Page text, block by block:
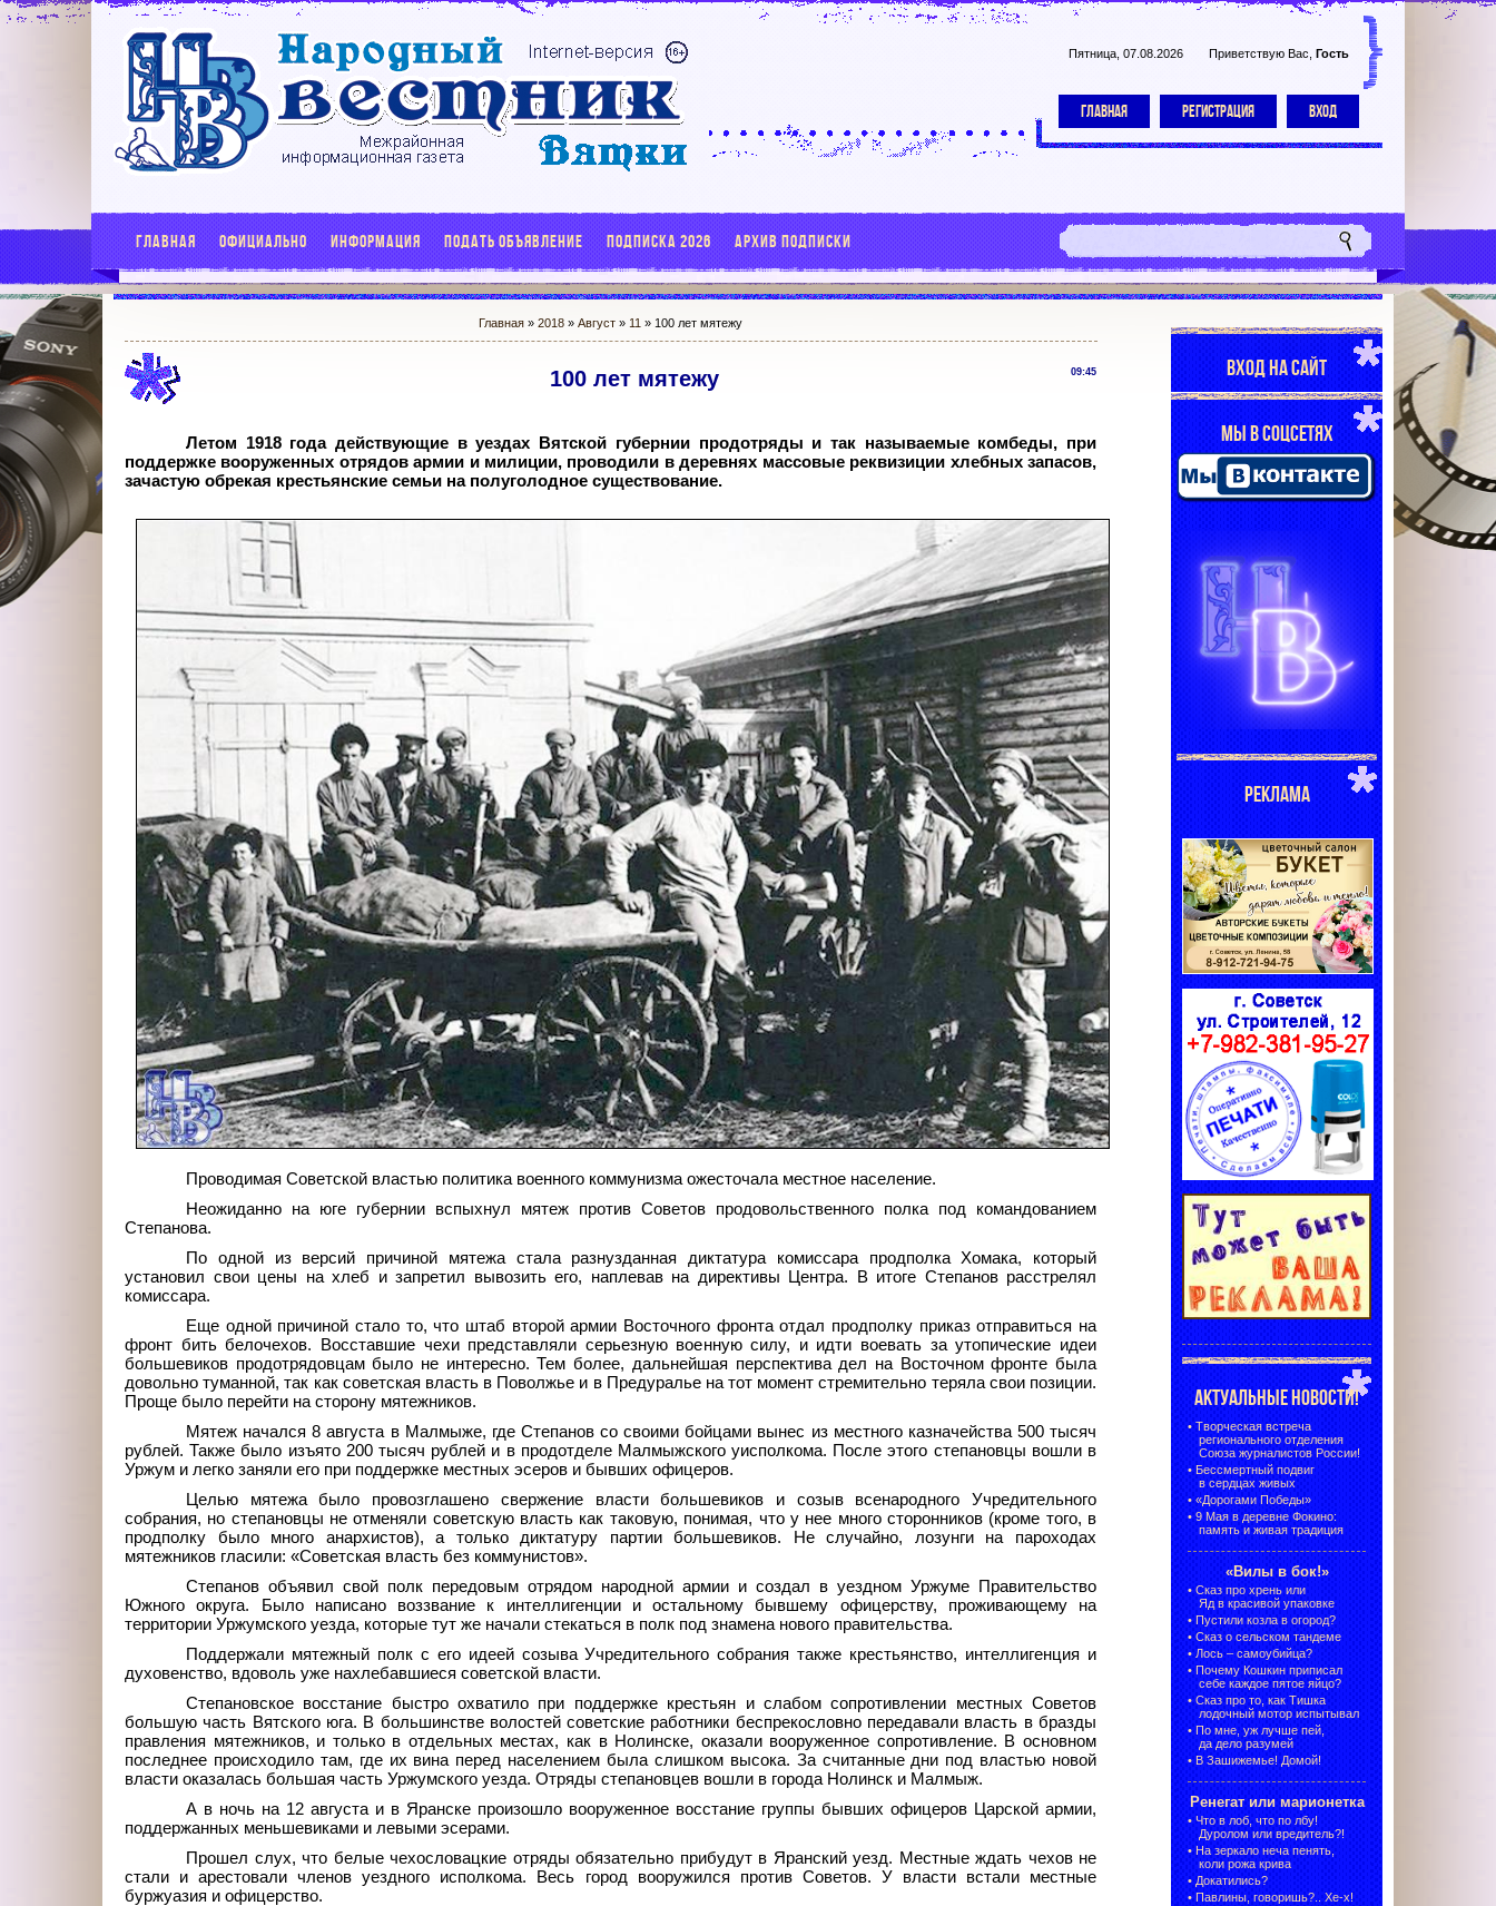
Пятница, 07.08.2026 Приветствую Вас Гость
ГЛАВНАЯ РЕГИСТРАЦИЯ ВХОД
ГЛАВНАЯ ОФИЦИАЛЬНО ИНФОРМАЦИЯ ПОДАТЬ ОБЪЯВЛЕНИЕ ПОДПИСКА 2026 АРХИВ ПОДПИСКИ
Главная »2018 » Август » 11 » 100 лет мятежу
09:45
100 лет мятежу
Летом 1918 года действующие в уездах Вятской губернии продотряды и так называемые комбеды, при
поддержке вооруженных отрядов армии и милиции, проводили в деревнях массовые реквизиции хлебных запасов,
зачастую обрекая крестьянские семьи на полуголодное существование.
Проводимая Советской властью политика военного коммунизма ожесточала местное население.
Неожиданно на юге губернии вспыхнул мятеж против Советов продовольственного полка под командованием
Степанова.
По одной из версий причиной мятежа стала разнузданная диктатура комиссара продполка Хомака, который
установил свои цены на хлеб и запретил вывозить его, наплевав на директивы Центра. В итоге Степанов расстрелял
комиссара.
Еще одной причиной стало то, что штаб второй армии Восточного фронта отдал продполку приказ отправиться на
фронт бить белочехов. Восставшие чехи представляли серьезную военную силу, и идти воевать за утопические идеи
большевиков продотрядовцам было не интересно. Тем более, дальнейшая перспектива дел на Восточном фронте была
довольно туманной, так как советская власть в Поволжье и в Предуралье на тот момент стремительно теряла свои позиции.
Проще было перейти на сторону мятежников.
Мятеж начался 8 августа в Малмыже, где Степанов со своими бойцами вынес из местного казначейства 500 тысяч
рублей. Также было изъято 200 тысяч рублей и в продотделе Малмыжского уисполкома. После этого степановцы вошли в
Уржум и легко заняли его при поддержке местных эсеров и бывших офицеров.
Целью мятежа было провозглашено свержение власти большевиков и созыв всенародного Учредительного
собрания, но степановцы не отменяли советскую власть как таковую, понимая, что у нее много сторонников (кроме того, в
продполку было много анархистов), а только диктатуру партии большевиков. Не случайно, лозунги на пароходах
мятежников гласили: «Советская власть без коммунистов».
Степанов объявил свой полк передовым отрядом народной армии и создал в уездном Уржуме Правительство
Южного округа. Было написано воззвание к интеллигенции и остальному бывшему офицерству, проживающему на
территории Уржумского уезда, которые тут же начали стекаться в полк под знамена нового правительства.
Поддержали мятежный полк с его идеей созыва Учредительного собрания также крестьянство, интеллигенция и
духовенство, вдоволь уже нахлебавшиеся советской власти.
Степановское восстание быстро охватило при поддержке крестьян и слабом сопротивлении местных Советов
большую часть Вятского юга. В большинстве волостей советские работники беспрекословно передавали власть в бразды
правления мятежников, и только в отдельных местах, как в Нолинске, оказали вооруженное сопротивление. В основном
последнее происходило там, где их вина перед населением была слишком высока. За считанные дни под властью новой
власти оказалась большая часть Уржумского уезда. Отряды степановцев вошли в города Нолинск и Малмыж.
А в ночь на 12 августа и в Яранске произошло вооруженное восстание группы бывших офицеров Царской армии,
поддержанных меньшевиками и левыми эсерами.
Прошел слух, что белые чехословацкие отряды обязательно прибудут в Яранский уезд. Местные ждать чехов не
стали и арестовали членов уездного исполкома. Весь город вооружился против Советов. У власти встали местные
буржуазия и офицерство.
ВХОД НА САЙТ
МЫ В СОЦСЕТЯХ
РЕКЛАМА
АКТУАЛЬНЫЕ НОВОСТИ!
• Творческая встреча
регионального отделения
Союза журналистов России!
• Бессмертный подвиг
в сердцах живых
• «Дорогами Победы»
• 9 Мая в деревне Фокино:
память и живая традиция
«Вилы в бок!»
• Сказ про хрень или
Яд в красивой упаковке
• Пустили козла в огород?
• Сказ о сельском тандеме
• Лось – самоубийца?
• Почему Кошкин приписал
себе каждое пятое яйцо?
• Сказ про то, как Тишка
лодочный мотор испытывал
• По мне, уж лучше пей,
да дело разумей
• В Зашижемье! Домой!
Ренегат или марионетка
• Что в лоб, что по лбу!
Дуролом или вредитель?!
• На зеркало неча пенять,
коли рожа крива
• Докатились?
• Павлины, говоришь?.. Хе-х!